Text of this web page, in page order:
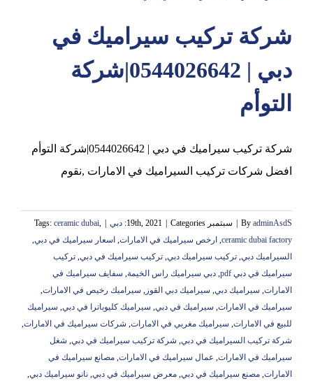
شركة تركيب سيراميك في
دبي | 0544026642|شركة
التوأم
شركة تركيب سيراميك في دبي | 0544026642|شركة التوأم
افضل شركات تركيب السيراميك في الامارات ,نقوم
By adminAsdS سبتمبر 19th, 2021 Categories: دبي Tags: ceramic dubai,
ceramic dubai factory
, ارخص سيراميك في الامارات, اسعار سيراميك في دبي,
السيراميك دبي, تركيب سيراميك دبي, تركيب سيراميك في دبي, تركيب
سيراميك في دبي pdf
, دبي سيراميك راس الخيمة, سفايف سيراميك في
الامارات, سيراميك دبي, سيراميك دبي القوز , سيراميك رخيص في الامارات,
سيراميك في الامارات, سيراميك في دبي, سيراميك كليوباترا في دبي, سيراميك
للبيع في الامارات, سيراميك مغربي في الامارات, شركات سيراميك في الامارات,
شركة تركيب السيراميك في دبي, شركة تركيب سيراميك في دبي, شغل
سيراميك في الامارات, عمال سيراميك في الامارات, مصانع سيراميك في
الامارات, مصنع سيراميك في دبي, معرض سيراميك في دبي, نانو سيراميك دبي,